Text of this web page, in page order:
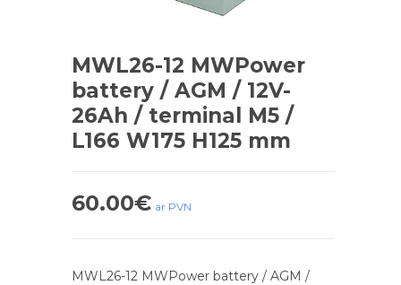
MWL26-12 MWPower
battery / AGM / 12V-
26Ah / terminal M5 /
L166 W175 H125 mm
60.00€ ar PVN
MWL26-12 MWPower battery / AGM /